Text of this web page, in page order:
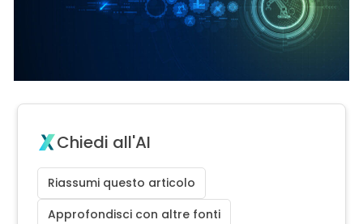
Chiedi all'AI
Riassumi questo articolo
Approfondisci con altre fonti